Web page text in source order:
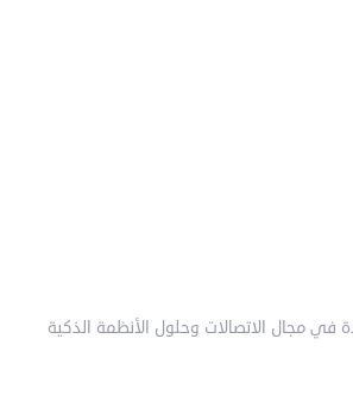
في مجال الاتصالات وحلول الأنظمة الذكية